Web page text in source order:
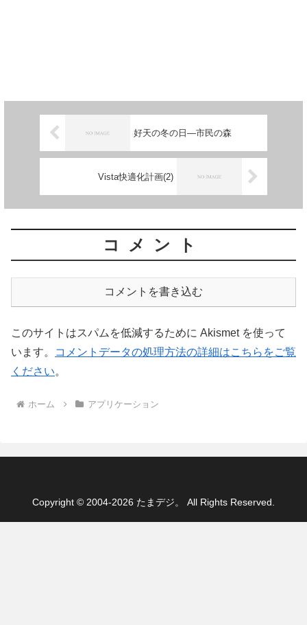
好天の冬の日―市民の森
Vista快適化計画(2)
コメント
コメントを書き込む
このサイトはスパムを低減するために Akismet を使って
います。
コメントデータの処理方法の詳細はこちらをご覧
ください。
ホーム アプリケーション
Copyright © 2004-2026 たまデジ。 All Rights Reserved.